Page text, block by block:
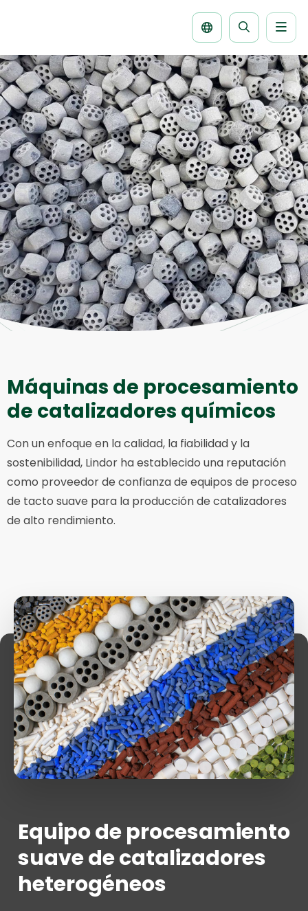
Buscar
página
Máquinas de procesamiento
de catalizadores químicos
Con un enfoque en la calidad, la fiabilidad y la
sostenibilidad, Lindor ha establecido una reputación
como proveedor de confianza de equipos de proceso
de tacto suave para la producción de catalizadores
de alto rendimiento.
Equipo de procesamiento
suave de catalizadores
heterogéneos